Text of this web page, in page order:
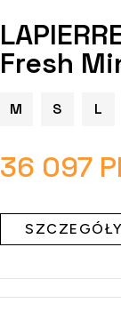
Fresh
M S L
36 097
SZCZEGÓŁY